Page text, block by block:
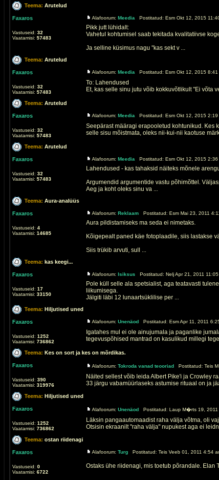
Teema: Arutelud
Faxaros
Vastuseid: 32
Vaatamisi: 57483
Alafoorum: Meedia Postitatud: Esm Okt 12, 2015
Pikk jutt lühidalt:
Vahetul kohtumisel saab tekitada kvalitatiivse
Ja selline küsimus nagu "kas sekt v ...
Teema: Arutelud
Faxaros
Vastuseid: 32
Vaatamisi: 57483
Alafoorum: Meedia Postitatud: Esm Okt 12, 2015
To: Lahendused
Et, kas selle sinu jutu võib kokkuvõtlikult "Ei võta
Teema: Arutelud
Faxaros
Vastuseid: 32
Vaatamisi: 57483
Alafoorum: Meedia Postitatud: Esm Okt 12, 2015
Seepärast määragi erapooletud kohtunikud. Kes
selle sisu mõistmata, oleks nii-kui-nii kaotuse
Teema: Arutelud
Faxaros
Vastuseid: 32
Vaatamisi: 57483
Alafoorum: Meedia Postitatud: Esm Okt 12, 2015
Lahendused - kas tahaksid näiteks mõnele
Argumendid argumentide vastu põhimõttel.
Aeg ja koht oleks sinu va ...
Teema: Aura-analüüs
Faxaros
Vastuseid: 4
Vaatamisi: 14685
Alafoorum: Reklaam Postitatud: Esm Mai 23, 2011
Aura pildistamiseks ma seda ei nimetaks.
Kõigepealt paned käe fotoplaadile, siis lastakse
Siis trükib arvuti, sull ...
Teema: kas keegi...
Faxaros
Vastuseid: 17
Vaatamisi: 33150
Alafoorum: Isiksus Postitatud: Nelj Apr 21, 2011
Pole küll selle ala spetsialist, aga teatavasti
liikumisega.
Jälgiti läbi 12 lunaartsüklilise per ...
Teema: Hiljutised uned
Faxaros
Vastuseid: 1252
Vaatamisi: 736862
Alafoorum: Unenäod Postitatud: Esm Apr 11, 2011
Igatahes mul ei ole ainujumala ja paganlike
tegevuspõhised mantrad on kasulikud millegi
Teema: Kes on sort ja kes on mõrdikas.
Faxaros
Vastuseid: 390
Vaatamisi: 319976
Alafoorum: Tokroda vanad teooriad Postitatud: Teis
Näited sellest võib leida Albert Pike'i ja Crowley
33 järgu vabamüürlaseks astumise rituaal on ja
Teema: Hiljutised uned
Faxaros
Vastuseid: 1252
Vaatamisi: 736862
Alafoorum: Unenäod Postitatud: Laup M�rts 19,
Läksin pangaautomaadist raha välja võtma, oli
Otsisin ekraanilt "raha välja" nupukest aga ei
Teema: ostan riidenagi
Faxaros
Vastuseid: 0
Vaatamisi: 6722
Alafoorum: Turg Postitatud: Teis Veeb 01, 2011 4:54
Ostaks ühe riidenagi, mis toetub põrandale. Elan